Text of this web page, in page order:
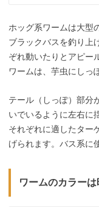
ホッグ系ワームは大型
ブラックバスを釣り上
ぞれ動いたりとアピー
ワームは、芋虫にしっ
テール（しっぽ）部分
いでいるように左右に
それぞれに適したター
げられます。バス系に
ワームのカラー